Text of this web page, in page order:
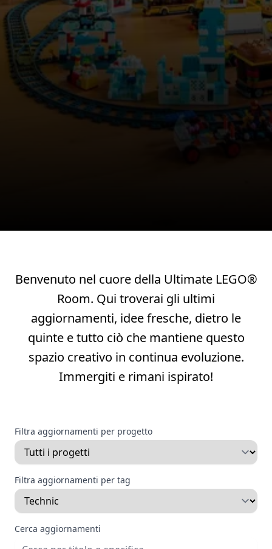
Benvenuto nel cuore della Ultimate LEGO®
Room. Qui troverai gli ultimi
aggiornamenti, idee fresche, dietro le
quinte e tutto ciò che mantiene questo
spazio creativo in continua evoluzione.
Immergiti e rimani ispirato!
Filtra aggiornamenti per progetto
Filtra aggiornamenti per tag
Cerca aggiornamenti